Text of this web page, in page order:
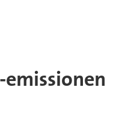
emissionen